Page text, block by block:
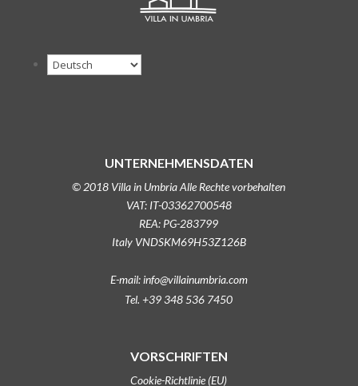
UNTERNEHMENSDATEN
© 2018 Villa in Umbria Alle Rechte vorbehalten
VAT: IT-03362700548
REA: PG-283799
Italy VNDSKM69H53Z126B
E-mail: info@villainumbria.com
Tel. +39 348 536 7450
VORSCHRIFTEN
Cookie-Richtlinie (EU)